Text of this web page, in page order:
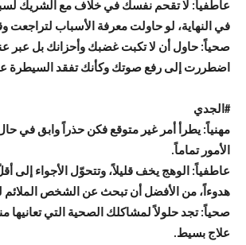
عاطفياً: لا تقحم نفسك في خلاف مع الشريك
في النهاية، لو حاولت معرفة الأسباب لتراجعت
صحياً: حاول أن لا تكبت غضبك وأحزانك بل عبر
اضطررت إلى رفع صوتك وكأنك تفقد السيطرة
#الجدي
مهنياً: يطرأ أمر غير متوقع فكن حذراً وابق في
الأمور تماماً.
عاطفياً: الوهج يخف قليلاً، وتتحوّل الأجواء إلى
هدوءاً، من الأفضل أن تبحث عن الشخص الملائم
صحياً: تجد حلولاً لمشاكلك الصحية التي تعانيها
علاج بسيط.